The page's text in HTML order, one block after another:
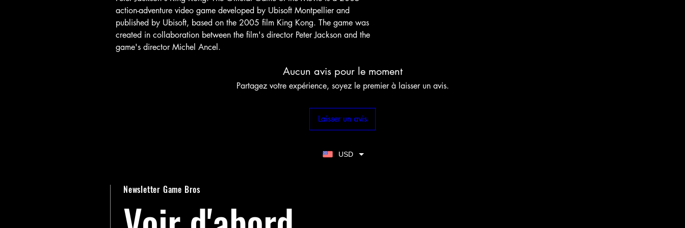
action-adventure video game developed by Ubisoft Montpellier and
published by Ubisoft, based on the 2005 film King Kong. The game was
created in collaboration between the film's director Peter Jackson and the
game's director Michel Ancel.
Aucun avis pour le moment
Partagez votre expérience, soyez le premier à laisser un avis.
Laisser un avis
USD
Newsletter Game Bros